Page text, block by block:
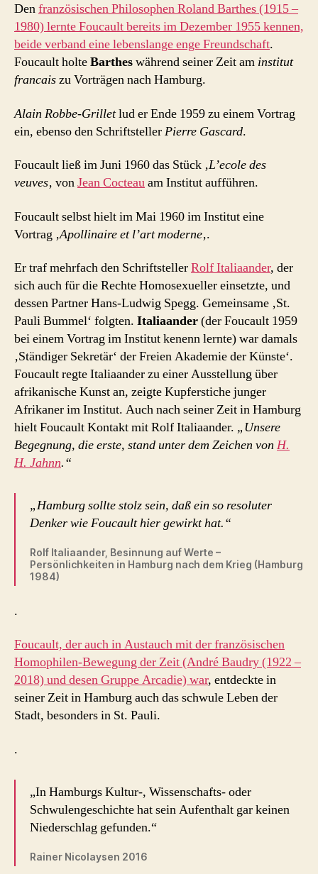
Denfranzösischen Philosophen Roland Barthes (1915 –
1980) lernte Foucault bereits im Dezember 1955 kennen,
beide verband eine lebenslange enge Freundschaft.
Foucault holteBartheswährend seiner Zeit am institut
francaiszu Vorträgen nach Hamburg.
Alain Robbe-Grilletlud er Ende 1959 zu einem Vortrag
ein, ebenso den SchriftstellerPierre Gascard.
Foucault ließ im Juni 1960 das Stück ‚L’ecole des
veuves‚ vonJean Cocteauam Institut aufführen.
Foucault selbst hielt im Mai 1960 im Institut eine
Vortrag ‚Apollinaire et l’art moderne‚.
Er traf mehrfach den SchriftstellerRolf Italiaander, der
sich auch für die Rechte Homosexueller einsetzte, und
dessen Partner Hans-Ludwig Spegg. Gemeinsame ‚St.
Pauli Bummel‘ folgten. Italiaander(der Foucault 1959
bei einem Vortrag im Institut kenenn lernte) war damals
‚Ständiger Sekretär‘ der Freien Akademie der Künste‘.
Foucault regte Italiaander zu einer Ausstellung über
afrikanische Kunst an, zeigte Kupferstiche junger
Afrikaner im Institut. Auch nach seiner Zeit in Hamburg
hielt Foucault Kontakt mit Rolf Italiaander. „Unsere
Begegnung, die erste, stand unter dem Zeichen von H.
H. Jahnn.“
„Hamburg sollte stolz sein, daß ein so resoluter
Denker wie Foucault hier gewirkt hat.“
Rolf Italiaander, Besinnung auf Werte –
Persönlichkeiten in Hamburg nach dem Krieg (Hamburg
1984)
.
Foucault, der auch in Austauch mit der französischen
Homophilen-Bewegung der Zeit (André Baudry (1922 –
2018) und desen Gruppe Arcadie) war, entdeckte in
seiner Zeit in Hamburg auch das schwule Leben der
Stadt, besonders in St. Pauli.
.
„In Hamburgs Kultur-, Wissenschafts- oder
Schwulengeschichte hat sein Aufenthalt gar keinen
Niederschlag gefunden.“
Rainer Nicolaysen 2016